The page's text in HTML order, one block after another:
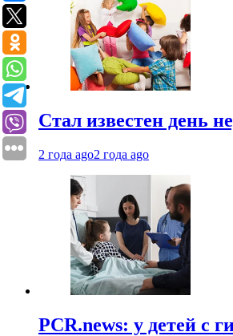
Стал известен день
2 года ago2 года ago
PCR.news: у детей с